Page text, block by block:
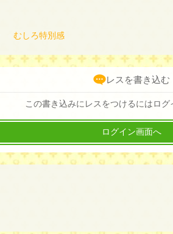
むしろ特別感
レスを書き込む
この書き込みにレスをつけるにはログ
ログイン画面へ